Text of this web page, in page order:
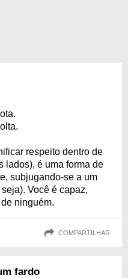
respeito dentro de
lados), é uma forma de
subjugando-se a um
Você é capaz,
ninguém.
COMPARTILHAR
fardo